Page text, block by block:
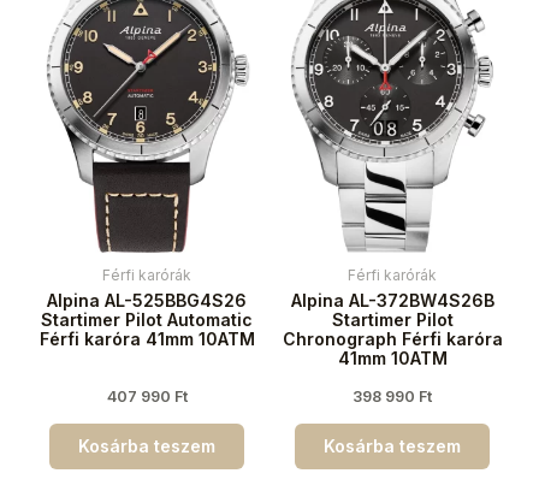
Férfi karórák
Alpina AL-525BBG4S26
Startimer Pilot Automatic
Férfi karóra 41mm 10ATM
407 990 Ft
Kosárba teszem
Férfi karórák
Alpina AL-372BW4S26B
Startimer Pilot
Chronograph Férfi karóra
41mm 10ATM
398 990 Ft
Kosárba teszem